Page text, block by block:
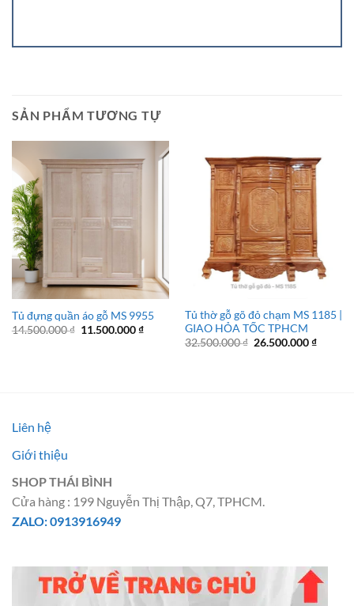
SẢN PHẨM TƯƠNG TỰ
Tủ đựng quần áo gỗ MS 9955
14.500.000₫ Giá
11.500.000₫Giá
Tủ thờ gỗ gõ đỏ chạm MS 1185 |
GIAO HỎA TỐC TPHCM
32.500.000₫ Giá
26.500.000₫Giá
Liên hệ
Giới thiệu
SHOP THÁI BÌNH
Cửa hàng : 199 Nguyễn Thị Thập, Q7, TPHCM.
ZALO: 0913916949